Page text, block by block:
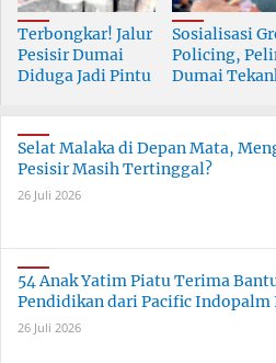
Terbongkar! Jalur
Pesisir Dumai
Diduga Jadi Pintu
Skala Besar
Sosialisasi
Policing,
Dumai
Bersama
Selat Malaka di Depan Mata,
Pesisir Masih Tertinggal?
26 Juli 2026
54 Anak Yatim Piatu Terima
Pendidikan dari Pacific
26 Juli 2026